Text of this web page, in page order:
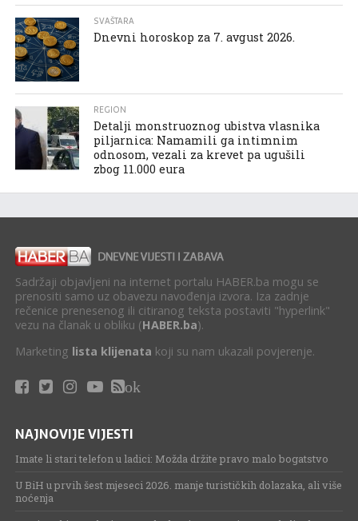
SVAŠTARA
Dnevni horoskop za 7. avgust 2026.
REGION
Detalji monstruoznog ubistva vlasnika
piljarnica: Namamili ga intimnim
odnosom, vezali za krevet pa ugušili
zbog 11.000 eura
Sadržaji objavljeni na internet portalu HABER.ba mogu se
prenositi samo uz obavezu navođenja izvora. Iza zadnje
rečenice prenesenog ili citiranog teksta postaviti "hyperlink"
vezu na članak u obliku (HABER.ba).
Marketing lista klijenata koji su nam ukazali povjerenje.
ok
NAJNOVIJE VIJESTI
Imate li stari telefon u ladici: Možda držite pravo malo bogatstvo
U BiH u prvih šest mjeseci 2026. manje turističkih dolazaka, ali više
noćenja